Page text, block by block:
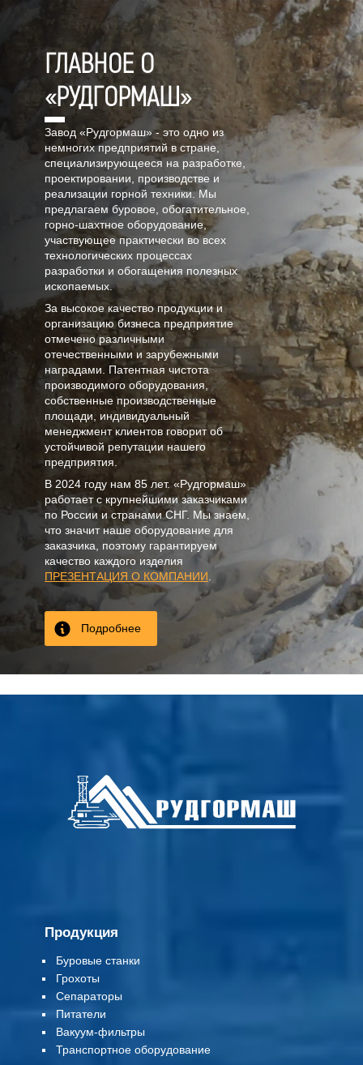
ГЛАВНОЕ О
«РУДГОРМАШ»
Завод «Рудгормаш» - это одно из
немногих предприятий в стране,
специализирующееся на разработке,
проектировании, производстве и
реализации горной техники. Мы
предлагаем буровое, обогатительное,
горно-шахтное оборудование,
участвующее практически во всех
технологических процессах
разработки и обогащения полезных
ископаемых.
За высокое качество продукции и
организацию бизнеса предприятие
отмечено различными
отечественными и зарубежными
наградами. Патентная чистота
производимого оборудования,
собственные производственные
площади, индивидуальный
менеджмент клиентов говорит об
устойчивой репутации нашего
предприятия.
В 2024 году нам 85 лет. «Рудгормаш»
работает с крупнейшими заказчиками
по России и странами СНГ. Мы знаем,
что значит наше оборудование для
заказчика, поэтому гарантируем
качество каждого изделия
ПРЕЗЕНТАЦИЯ О КОМПАНИИ
Подробнее
Продукция
Буровые станки
Грохоты
Сепараторы
Питатели
Вакуум-фильтры
Транспортное оборудование